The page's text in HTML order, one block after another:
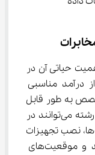
حیاتی آن در
از درآمد مناسبی
به طور قابل
توجهی رشد می‌کند. فارغ‌التحصیلان این رشته می‌توانند در
بخش‌های مختلف مانند نگهداری شبکه‌ها، نصب تجهیزات
مخابراتی و پشتیبانی فنی فعالیت کنند و موقعیت‌های